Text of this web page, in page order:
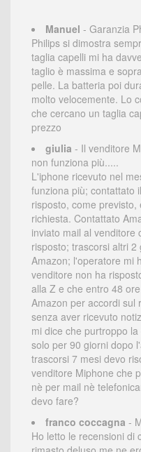
Manuel - Garanzia
Philips si dimostra
taglia capelli mi ha
taglio è massima e
pelle. La batteria poi
molto velocemente. Lo
che cercano un taglia
prezzo
giulia - Il venditore
non funziona più.....
L'iphone ricevuto nel
funziona più; contattato
risposto, come
richiesta. Contattato
inviato mail al venditore
risposto; trascorsi altri
Amazon; l'operatore mi
venditore non ha
alla Z e che entro 48
Amazon per accordi sul
senza aver ricevuto
mi dice che purtroppo
solo per 90 giorni dopo
trascorsi 7 mesi devo
venditore Miphone che
nè per mail nè
devo fare?
franco coccagna -
Ho letto le recensioni di